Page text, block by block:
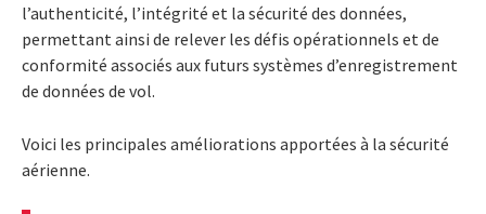
l’authenticité, l’intégrité et la sécurité des données,
permettant ainsi de relever les défis opérationnels et de
conformité associés aux futurs systèmes d’enregistrement
de données de vol.
Voici les principales améliorations apportées à la sécurité
aérienne.